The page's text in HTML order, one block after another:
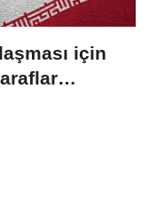
için